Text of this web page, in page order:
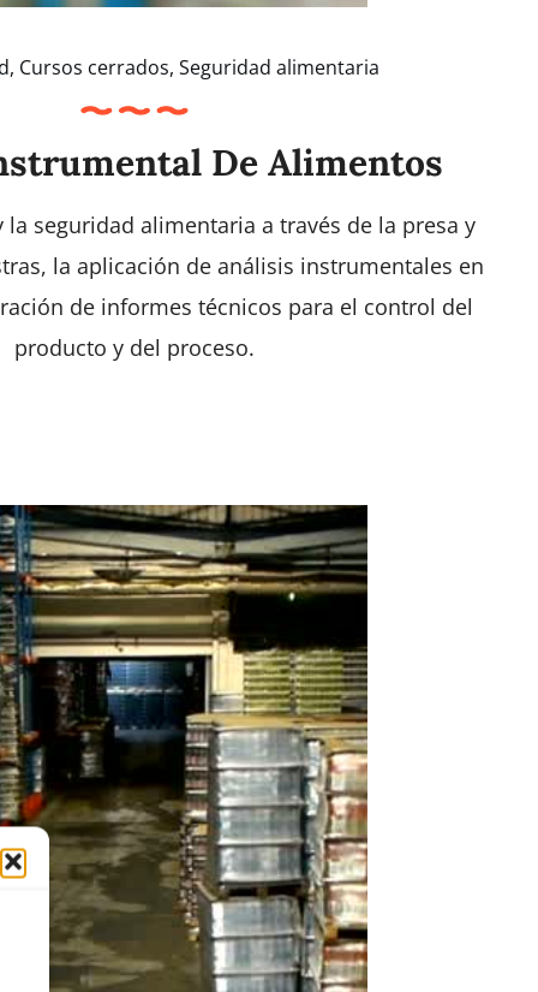
, Cursos cerrados, Seguridad alimentaria
De Alimentos
la seguridad alimentaria a través de la presa y
la aplicación de análisis instrumentales en
de informes técnicos para el control del
producto y del proceso.